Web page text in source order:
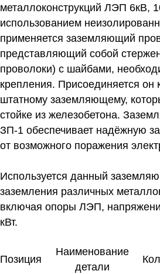
металлоконструкций ЛЭП 6кВ,
использованием
применяется заземляющий
представляющий собой
проволоки) с шайбами,
крепления. Присоединяется он
штатному заземляющему,
стойке из железобетона.
ЗП-1 обеспечивает надёжную
от возможного поражения
Используется данный
заземления различных
включая опоры ЛЭП,
кВт.
Позиция
Наименование
детали